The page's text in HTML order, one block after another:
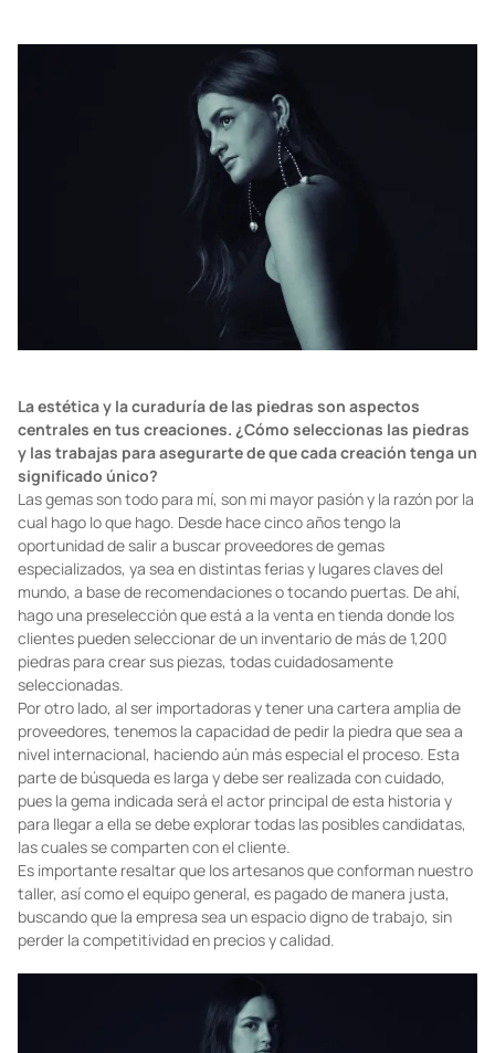
La estética y la curaduría de las piedras son aspectos
centrales en tus creaciones. ¿Cómo seleccionas las piedras
y las trabajas para asegurarte de que cada creación tenga un
significado único?
Las gemas son todo para mí, son mi mayor pasión y la razón por la
cual hago lo que hago. Desde hace cinco años tengo la
oportunidad de salir a buscar proveedores de gemas
especializados, ya sea en distintas ferias y lugares claves del
mundo, a base de recomendaciones o tocando puertas. De ahí,
hago una preselección que está a la venta en tienda donde los
clientes pueden seleccionar de un inventario de más de 1,200
piedras para crear sus piezas, todas cuidadosamente
seleccionadas.
Por otro lado, al ser importadoras y tener una cartera amplia de
proveedores, tenemos la capacidad de pedir la piedra que sea a
nivel internacional, haciendo aún más especial el proceso. Esta
parte de búsqueda es larga y debe ser realizada con cuidado,
pues la gema indicada será el actor principal de esta historia y
para llegar a ella se debe explorar todas las posibles candidatas,
las cuales se comparten con el cliente.
Es importante resaltar que los artesanos que conforman nuestro
taller, así como el equipo general, es pagado de manera justa,
buscando que la empresa sea un espacio digno de trabajo, sin
perder la competitividad en precios y calidad.